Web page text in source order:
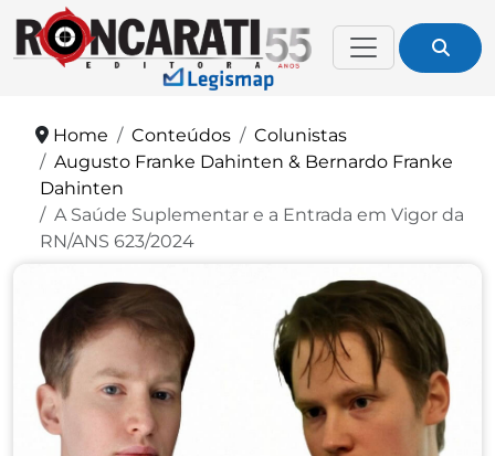
Home Conteúdos
Colunistas
Augusto Franke Dahinten & Bernardo Franke
Dahinten
A Saúde Suplementar e a Entrada em Vigor da
RN/ANS 623/2024